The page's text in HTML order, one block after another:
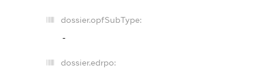
dossier.opfSubType:
-
dossier.edrpo: